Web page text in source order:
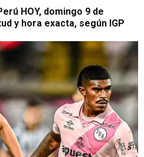
HOY, domingo 9 de
y hora exacta, según IGP